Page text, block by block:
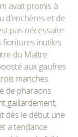
avait promis à
d’enchères et de
pas nécessaire
fioritures inutiles
du Maître
aux gaufres
manches
de pharaons
gaillardement,
dès le début une
a tendance